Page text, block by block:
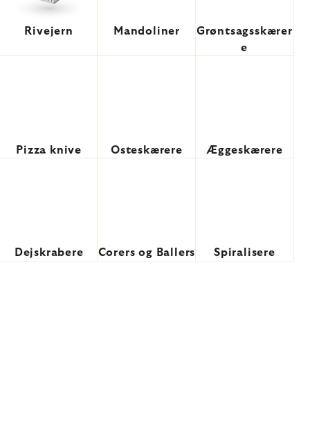
Rivejern Mandoliner
Grøntsagsskærer
e
Pizza knive Osteskærere Æggeskærere
Dejskrabere Corers og Ballers Spiralisere